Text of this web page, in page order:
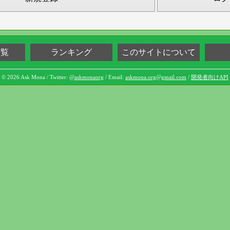
ランキング このサイトについて
© 2026 Ask Mona / Twitter: @askmonaorg / Email: askmona.org@gmail.com / 開発者向けAPI